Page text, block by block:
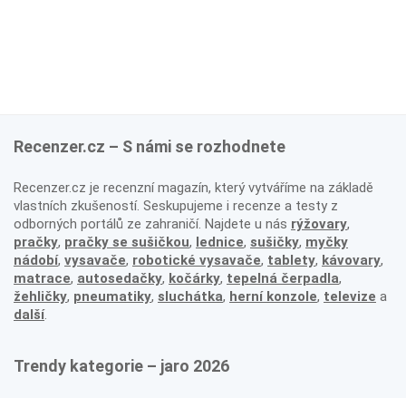
Recenzer.cz – S námi se rozhodnete
Recenzer.cz je recenzní magazín, který vytváříme na základě
vlastních zkušeností. Seskupujeme i recenze a testy z
odborných portálů ze zahraničí. Najdete u nás rýžovary,
pračky, pračky se sušičkou, lednice, sušičky, myčky
nádobí, vysavače, robotické vysavače, tablety, kávovary,
matrace, autosedačky, kočárky, tepelná čerpadla,
žehličky, pneumatiky, sluchátka, herní konzole, televize a
další.
Trendy kategorie – jaro 2026